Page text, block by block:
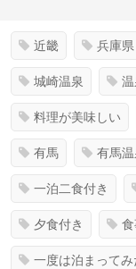
近畿 兵庫県
城崎温泉
料理が美味しい
有馬 有馬温
一泊二食付き
夕食付き 食
一度は泊まって